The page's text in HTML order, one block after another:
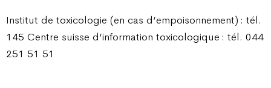
Institut de toxicologie (en cas d’empoisonnement) : tél.
145 Centre suisse d’information toxicologique : tél. 044
251 51 51